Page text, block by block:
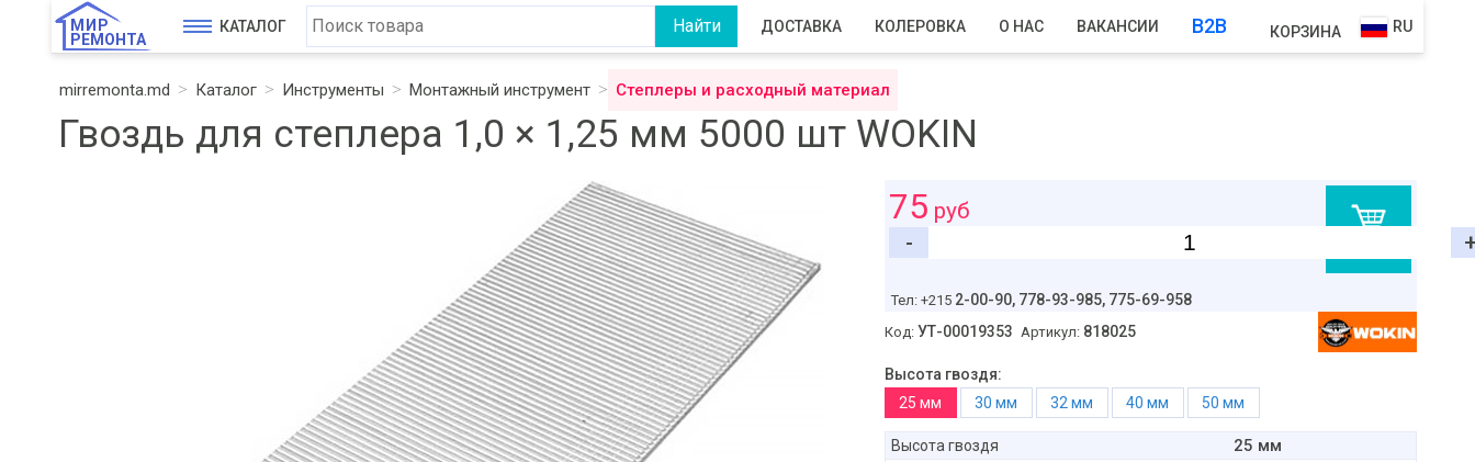
МИР
РЕМОНТА
КАТАЛОГ ДОСТАВКА КОЛЕРОВКА О НАС ВАКАНСИИ B2B КОРЗИНА RU
mirremonta.md Каталог Инструменты Монтажный инструмент Степлеры и расходный материал
Гвоздь для степлера 1,0 × 1,25 мм 5000 шт WOKIN
75 руб
-
Тел: +215 2-00-90, 778-93-985, 775-69-958
Код: УТ-00019353 Артикул: 818025
Высота гвоздя:
25 мм
30 мм 32 мм 40 мм 50 мм
Высота гвоздя 25 мм